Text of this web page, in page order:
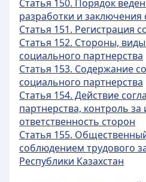
Статья 150. Порядок
разработки и заключения
Статья 151. Регистрация
Статья 152. Стороны,
социального партнерства
Статья 153. Содержание
социального партнерства
Статья 154. Действие
партнерства, контроль
ответственность сторон
Статья 155.
соблюдением трудового
Республики Казахстан